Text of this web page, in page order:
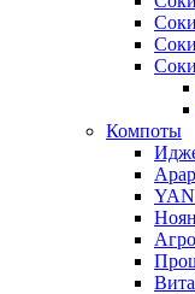
Компоты
YAN
Ноян